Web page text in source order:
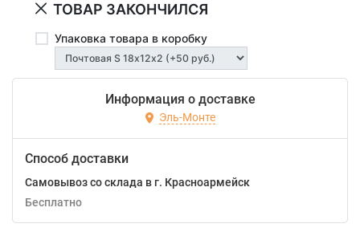
ТОВАР ЗАКОНЧИЛСЯ
Упаковка товара в коробку
Информация о доставке
Эль-Монте
Способ доставки
Самовывоз со склада в г. Красноармейск
Бесплатно